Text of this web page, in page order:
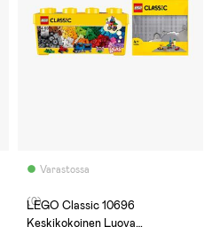
Varastossa
(0)
LEGO Classic 10696
Keskikokoinen Luova